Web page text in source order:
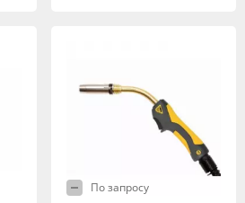
По запросу